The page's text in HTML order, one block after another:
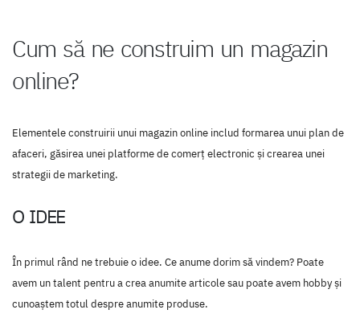
Cum să ne construim un magazin
online?
Elementele construirii unui magazin online includ formarea unui plan de
afaceri, găsirea unei platforme de comerț electronic și crearea unei
strategii de marketing.
O IDEE
În primul rând ne trebuie o idee. Ce anume dorim să vindem? Poate
avem un talent pentru a crea anumite articole sau poate avem hobby şi
cunoaştem totul despre anumite produse.